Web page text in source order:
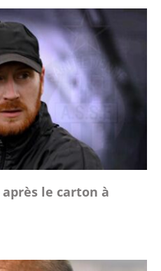
après le carton à